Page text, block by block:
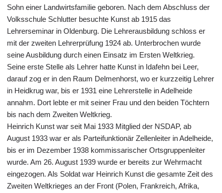
Sohn einer Landwirtsfamilie geboren. Nach dem Abschluss der
Volksschule Schlutter besuchte Kunst ab 1915 das
Lehrerseminar in Oldenburg. Die Lehrerausbildung schloss er
mit der zweiten Lehrerprüfung 1924 ab. Unterbrochen wurde
seine Ausbildung durch einen Einsatz im Ersten Weltkrieg.
Seine erste Stelle als Lehrer hatte Kunst in Idafehn bei Leer,
darauf zog er in den Raum Delmenhorst, wo er kurzzeitig Lehrer
in Heidkrug war, bis er 1931 eine Lehrerstelle in Adelheide
annahm. Dort lebte er mit seiner Frau und den beiden Töchtern
bis nach dem Zweiten Weltkrieg.
Heinrich Kunst war seit Mai 1933 Mitglied der NSDAP, ab
August 1933 war er als Parteifunktionär Zellenleiter in Adelheide,
bis er im Dezember 1938 kommissarischer Ortsgruppenleiter
wurde. Am 26. August 1939 wurde er bereits zur Wehrmacht
eingezogen. Als Soldat war Heinrich Kunst die gesamte Zeit des
Zweiten Weltkrieges an der Front (Polen, Frankreich, Afrika,